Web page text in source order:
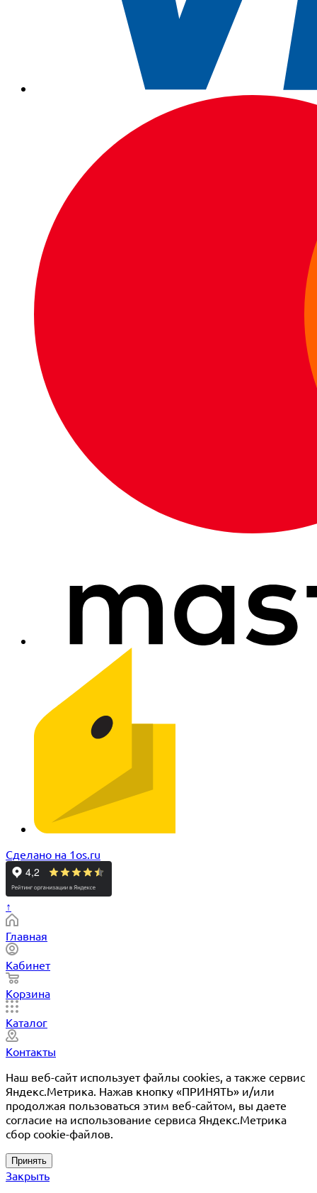
Сделано на 1os.ru
↑
Главная
Кабинет
Корзина
Каталог
Контакты
Наш веб-сайт использует файлы cookies, а также сервис
Яндекс.Метрика. Нажав кнопку «ПРИНЯТЬ» и/или
продолжая пользоваться этим веб-сайтом, вы даете
согласие на использование сервиса Яндекс.Метрика
сбор cookie-файлов.
Принять
Закрыть